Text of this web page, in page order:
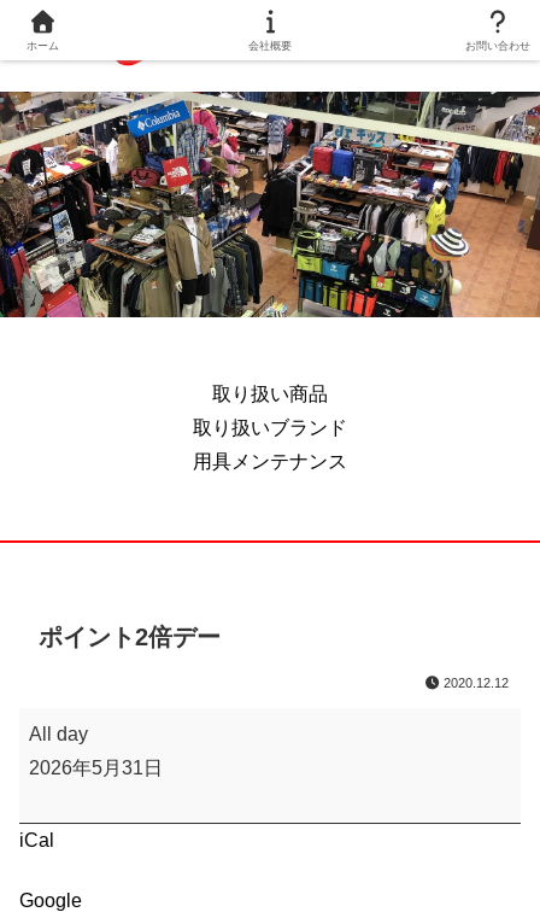
取り扱い商品
取り扱いブランド
用具メンテナンス
ポイント2倍デー
2020.12.12
ポ
イ
ト
倍
All day
2026年5月31日
iCal
Google
ホーム 会社概要 お問い合わせ